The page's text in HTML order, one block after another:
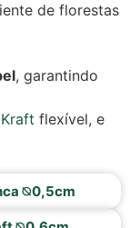
de florestas
, garantindo
Kraft flexível, e
⦰0,5cm